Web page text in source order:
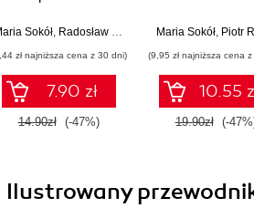
Sokół Radosław Sokół
zł najniższa cena z 30 dni)
7.90 zł
14.90zł (-47%)
Maria Sokół, Piotr
(9,95 zł najniższa cena
10.55
19.90zł (-
Ilustrowany